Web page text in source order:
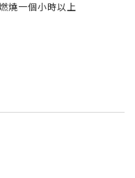
燒一個小時以上